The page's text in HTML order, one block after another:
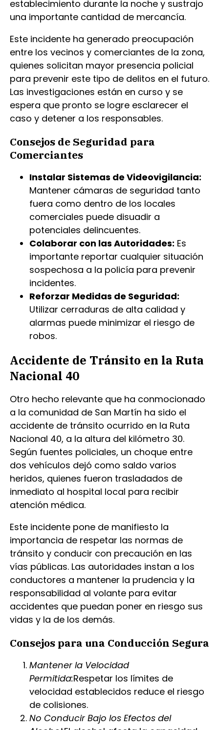
establecimiento durante la noche y sustrajo
una importante cantidad de mercancía.
Este incidente ha generado preocupación
entre los vecinos y comerciantes de la zona,
quienes solicitan mayor presencia policial
para prevenir este tipo de delitos en el futuro.
Las investigaciones están en curso y se
espera que pronto se logre esclarecer el
caso y detener a los responsables.
Consejos de Seguridad para
Comerciantes
Instalar Sistemas de Videovigilancia:
Mantener cámaras de seguridad tanto
fuera como dentro de los locales
comerciales puede disuadir a
potenciales delincuentes.
Colaborar con las Autoridades: Es
importante reportar cualquier situación
sospechosa a la policía para prevenir
incidentes.
Reforzar Medidas de Seguridad:
Utilizar cerraduras de alta calidad y
alarmas puede minimizar el riesgo de
robos.
Accidente de Tránsito en la Ruta
Nacional 40
Otro hecho relevante que ha conmocionado
a la comunidad de San Martín ha sido el
accidente de tránsito ocurrido en la Ruta
Nacional 40, a la altura del kilómetro 30.
Según fuentes policiales, un choque entre
dos vehículos dejó como saldo varios
heridos, quienes fueron trasladados de
inmediato al hospital local para recibir
atención médica.
Este incidente pone de manifiesto la
importancia de respetar las normas de
tránsito y conducir con precaución en las
vías públicas. Las autoridades instan a los
conductores a mantener la prudencia y la
responsabilidad al volante para evitar
accidentes que puedan poner en riesgo sus
vidas y la de los demás.
Consejos para una Conducción Segura
Mantener la Velocidad
Permitida:Respetar los límites de
velocidad establecidos reduce el riesgo
de colisiones.
No Conducir Bajo los Efectos del